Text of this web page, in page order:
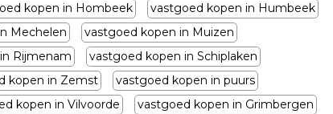
kopen in Hombeek
vastgoed kopen in Humbeek
Mechelen
vastgoed kopen in Muizen
Rijmenam
vastgoed kopen in Schiplaken
kopen in Zemst
vastgoed kopen in puurs
kopen in Vilvoorde vastgoed kopen in Grimbergen